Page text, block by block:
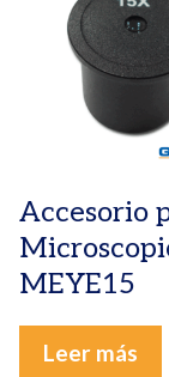
Accesorio
MEYE15
Leer más